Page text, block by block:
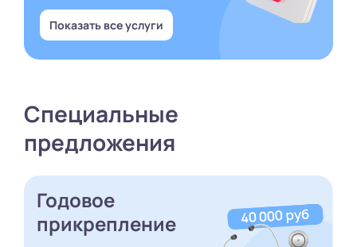
Показать все услуги
Специальные
предложения
Годовое
прикрепление